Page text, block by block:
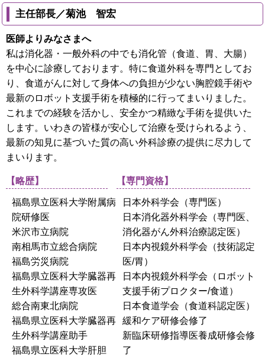
主任部長／菊池 智宏
医師よりみなさまへ
私は消化器・一般外科の中でも消化管（食道、胃、大腸）
を中心に診療しております。特に食道外科を専門としてお
り、食道がんに対して身体への負担が少ない胸腔鏡手術や
最新のロボット支援手術を積極的に行ってまいりました。
これまでの経験を活かし、安全かつ精緻な手術を提供いた
します。いわきの皆様が安心して治療を受けられるよう、
最新の知見に基づいた質の高い外科診療の提供に尽力して
まいります。
【略歴】
福島県立医科大学附属病
院研修医
米沢市立病院
南相馬市立総合病院
福島労災病院
福島県立医科大学臓器再
生外科学講座専攻医
総合南東北病院
福島県立医科大学臓器再
生外科学講座助手
福島県立医科大学肝胆
【専門資格】
日本外科学会（専門医）
日本消化器外科学会（専門医、
消化器がん外科治療認定医）
日本内視鏡外科学会（技術認定
医/胃）
日本内視鏡外科学会（ロボット
支援手術プロクター/食道）
日本食道学会（食道科認定医）
緩和ケア研修会修了
新臨床研修指導医養成研修会修
了